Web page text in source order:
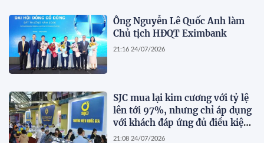
Ông Nguyễn Lê Quốc Anh làm
Chủ tịch HĐQT Eximbank
21:16 24/07/2026
SJC mua lại kim cương với tỷ lệ
lên tới 97%, nhưng chỉ áp dụng
với khách đáp ứng đủ điều kiện
này
21:08 24/07/2026